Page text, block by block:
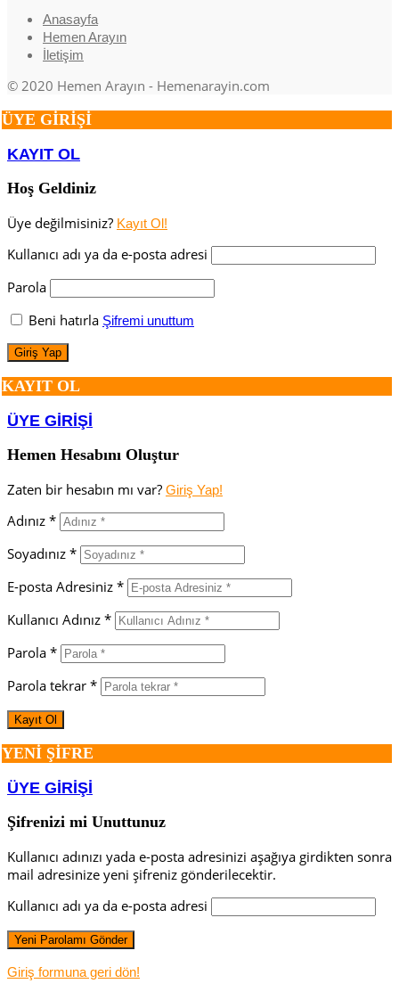
Anasayfa
Hemen Arayın
İletişim
© 2020 Hemen Arayın - Hemenarayin.com
ÜYE GİRİŞİ
KAYIT OL
Hoş Geldiniz
Üye değilmisiniz? Kayıt Ol!
Kullanıcı adı ya da e-posta adresi
Parola
Beni hatırla Şifremi unuttum
KAYIT OL
ÜYE GİRİŞİ
Hemen Hesabını Oluştur
Zaten bir hesabın mı var? Giriş Yap!
Adınız *
Soyadınız *
E-posta Adresiniz *
Kullanıcı Adınız *
Parola *
Parola tekrar *
YENİ ŞİFRE
ÜYE GİRİŞİ
Şifrenizi mi Unuttunuz
Kullanıcı adınızı yada e-posta adresinizi aşağıya girdikten sonra
mail adresinize yeni şifreniz gönderilecektir.
Kullanıcı adı ya da e-posta adresi
Giriş formuna geri dön!